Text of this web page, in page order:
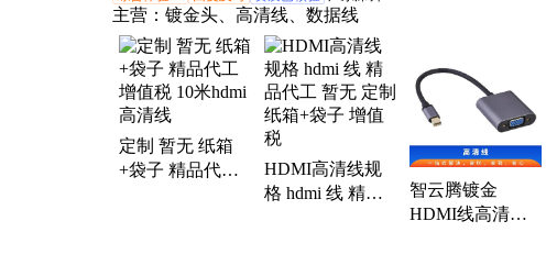
主营： 镀金头、高清线、数据线
定制 暂无 纸箱
+袋子 精品代工
HDMI高清线规
格 hdmi 线 精品
智云腾镀金
HDMI线高清画